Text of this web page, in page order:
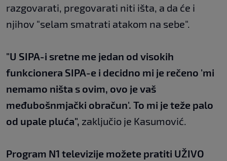
razgovarati, pregovarati niti išta, a da će i
njihov "selam smatrati atakom na sebe".
"U SIPA-i sretne me jedan od visokih
funkcionera SIPA-e i decidno mi je rečeno 'mi
nemamo ništa s ovim, ovo je vaš
međubošnmjački obračun'. To mi je teže palo
od upale pluća", zaključio je Kasumović.
Program N1 televizije možete pratiti UŽIVO